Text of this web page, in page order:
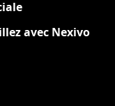
avec Nexivo